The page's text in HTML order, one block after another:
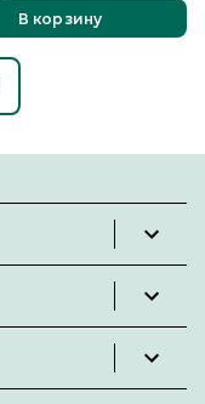
В корзину